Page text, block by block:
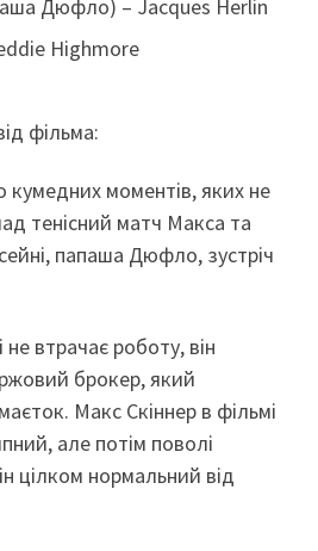
Дюфло) – Jacques Herlin
Highmore
фільма:
кумедних моментів, яких не
тенісний матч Макса та
папаша Дюфло, зустріч
не втрачає роботу, він
брокер, який
Макс Скіннер в фільмі
але потім поволі
цілком нормальний від